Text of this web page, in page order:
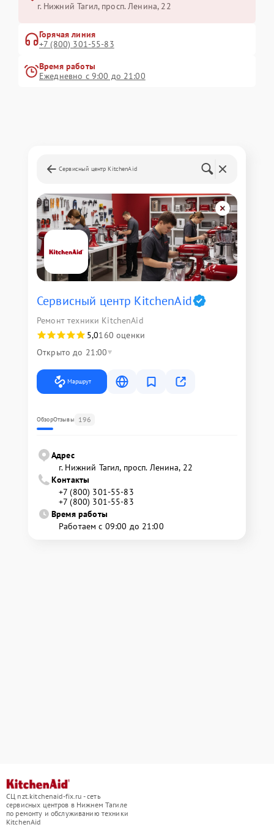
г. Нижний Тагил, просп. Ленина, 22
Горячая линия
+7 (800) 301-55-83
Время работы
Ежедневно с 9:00 до 21:00
Сервисный центр KitchenAid
Сервисный центр KitchenAid
Ремонт техники KitchenAid
5,0160 оценки
Открыто до 21:00
Маршрут
ОбзорОтзывы 196
Адрес
г. Нижний Тагил, просп. Ленина, 22
Контакты
+7 (800) 301-55-83
+7 (800) 301-55-83
Время работы
Работаем с 09:00 до 21:00
СЦ nzt.kitchenaid-fix.ru - сеть
сервисных центров в Нижнем Тагиле
по ремонту и обслуживанию техники
KitchenAid